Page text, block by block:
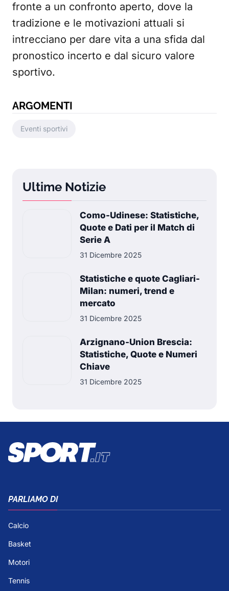
fronte a un confronto aperto, dove la
tradizione e le motivazioni attuali si
intrecciano per dare vita a una sfida dal
pronostico incerto e dal sicuro valore
sportivo.
ARGOMENTI
Eventi sportivi
Ultime Notizie
Como-Udinese: Statistiche,
Quote e Dati per il Match di
Serie A
31 Dicembre 2025
Statistiche e quote Cagliari-
Milan: numeri, trend e
mercato
31 Dicembre 2025
Arzignano-Union Brescia:
Statistiche, Quote e Numeri
Chiave
31 Dicembre 2025
PARLIAMO DI
Calcio
Basket
Motori
Tennis